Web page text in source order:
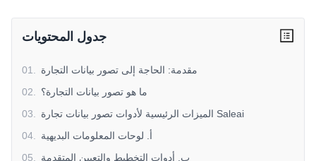
جدول المحتويات
01
مقدمة: الحاجة إلى تصور بيانات التجارة
02
ما هو تصور بيانات التجارة؟
03
الميزات الرئيسية لأدوات تصور بيانات تجارة Saleai
04
أ. لوحات المعلومات البديهية
05
ب. أدوات التخطيط والتعيين المتقدمة